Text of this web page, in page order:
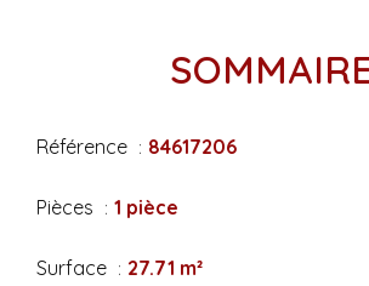
Référence 84617206
Pièces 1 pièce
Surface 27.71 m²